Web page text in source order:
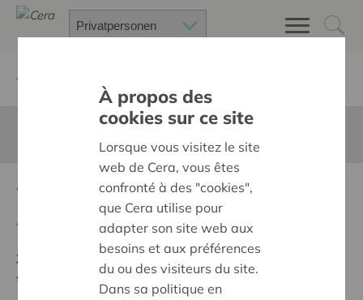
Waterwinning voor Brukel
Ziel:
Des quartiers chaleureux et bienveillants pour
tous
À propos des
cookies sur ce site
Lorsque vous visitez le site
web de Cera, vous êtes
confronté à des "cookies",
que Cera utilise pour
adapter son site web aux
besoins et aux préférences
du ou des visiteurs du site.
Dans sa politique en